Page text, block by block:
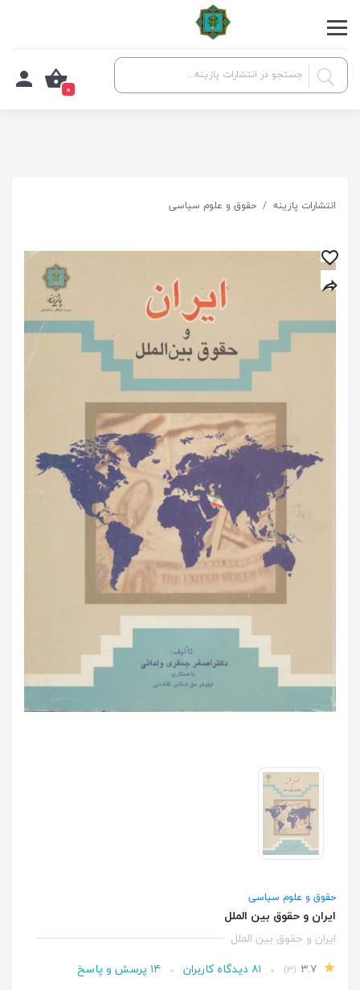
0
انتشارات پازینه حقوق و علوم سیاسی
حقوق و علوم سیاسی
ایران و حقوق بین الملل
ایران و حقوق بین الملل
(۳) ۸۱ دیدگاه کاربران ۱۴ پرسش و پاسخ